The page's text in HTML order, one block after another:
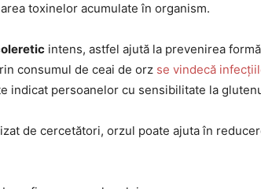
toxinelor acumulate în organism.
intens, astfel ajută la prevenirea
consumul de ceai de orz se vindecă
indicat persoanelor cu sensibilitate la
de cercetători, orzul poate ajuta în